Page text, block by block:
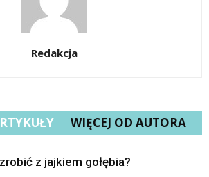
Redakcja
WIĘCEJ OD AUTORA
z jajkiem gołębia?